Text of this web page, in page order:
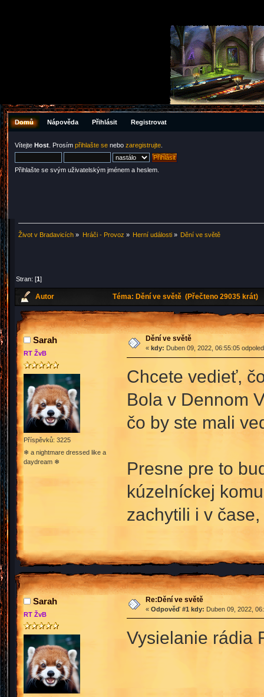
Domů Nápověda Přihlásit Registrovat
Vítejte Host . Prosím přihlašte se nebo zaregistrujte
Přihlašte se svým uživatelským jménem a heslem.
Život v Bradavicích » Hráči - Provoz » Herní události» Dění ve světě
Stran: [1]
Autor Téma: Dění ve světě (Přečteno 29035 krát)
Sarah
RT ŽvB
Příspěvků: 3225
❄ a nightmare dressed like a
daydream ❄
Dění ve světě
« kdy: Duben 09, 2022, 06:55:05
Chcete vedieť,
Bola v Dennom
čo by ste mali
Presne pre to
kúzelníckej
zachytili i v
Sarah
RT ŽvB
Re:Dění ve světě
« Odpověď #1 kdy: Duben 09, 2022,
Vysielanie rádia